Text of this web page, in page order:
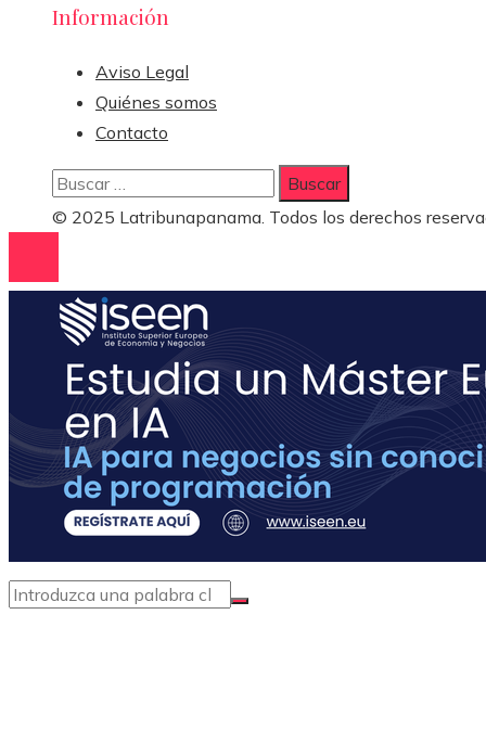
Información
Aviso Legal
Quiénes somos
Contacto
Buscar:
© 2025 Latribunapanama. Todos los derechos